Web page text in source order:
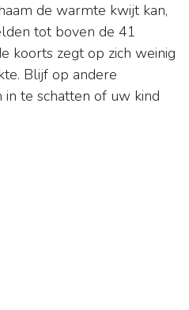
de warmte kwijt kan,
tot boven de 41
koorts zegt op zich weinig
Blijf op andere
te schatten of uw kind